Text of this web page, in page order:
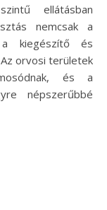
ellátásban
nemcsak a
a kiegészítő és
orvosi területek
és a
népszerűbbé